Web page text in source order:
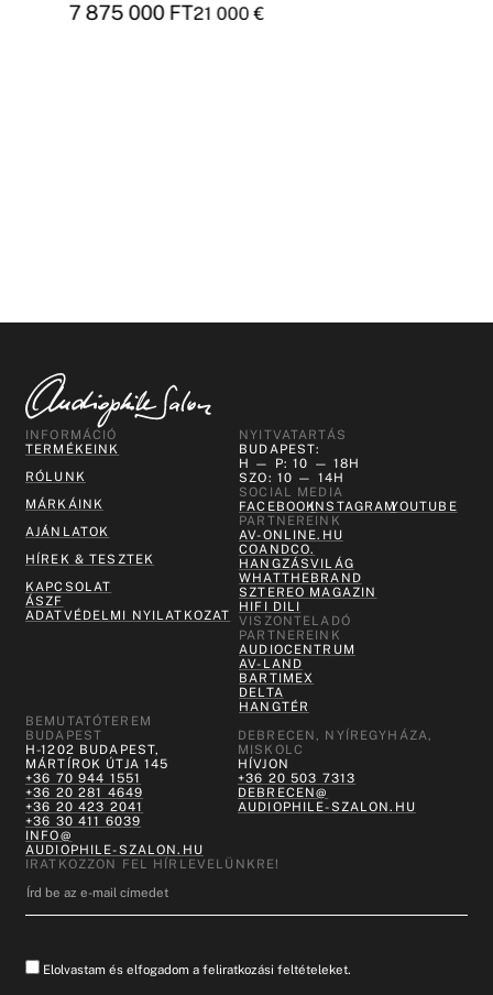
7 875 000 FT21 000€
INFORMÁCIÓ
TERMÉKEINK
RÓLUNK
MÁRKÁINK
AJÁNLATOK
HÍREK & TESZTEK
KAPCSOLAT
ÁSZF
ADATVÉDELMI NYILATKOZAT
NYITVATARTÁS
BUDAPEST:
H — P: 10 — 18H
SZO: 10 — 14H
SOCIAL MEDIA
FACEBOOKINSTAGRAMYOUTUBE
PARTNEREINK
AV-ONLINE.HU
COANDCO.
HANGZÁSVILÁG
WHATTHEBRAND
SZTEREO MAGAZIN
HIFI DILI
VISZONTELADÓ
PARTNEREINK
AUDIOCENTRUM
AV-LAND
BARTIMEX
DELTA
HANGTÉR
BEMUTATÓTEREM
BUDAPEST
H-1202 BUDAPEST,
MÁRTÍROK ÚTJA 145
+36 70 944 1551
+36 20 281 4649
+36 20 423 2041
+36 30 411 6039
INFO@
AUDIOPHILE-SZALON.HU
DEBRECEN, NYÍREGYHÁZA,
MISKOLC
HÍVJON
+36 20 503 7313
DEBRECEN@
AUDIOPHILE-SZALON.HU
IRATKOZZON FEL HÍRLEVELÜNKRE!
Elolvastam és elfogadom a feliratkozási feltételeket.